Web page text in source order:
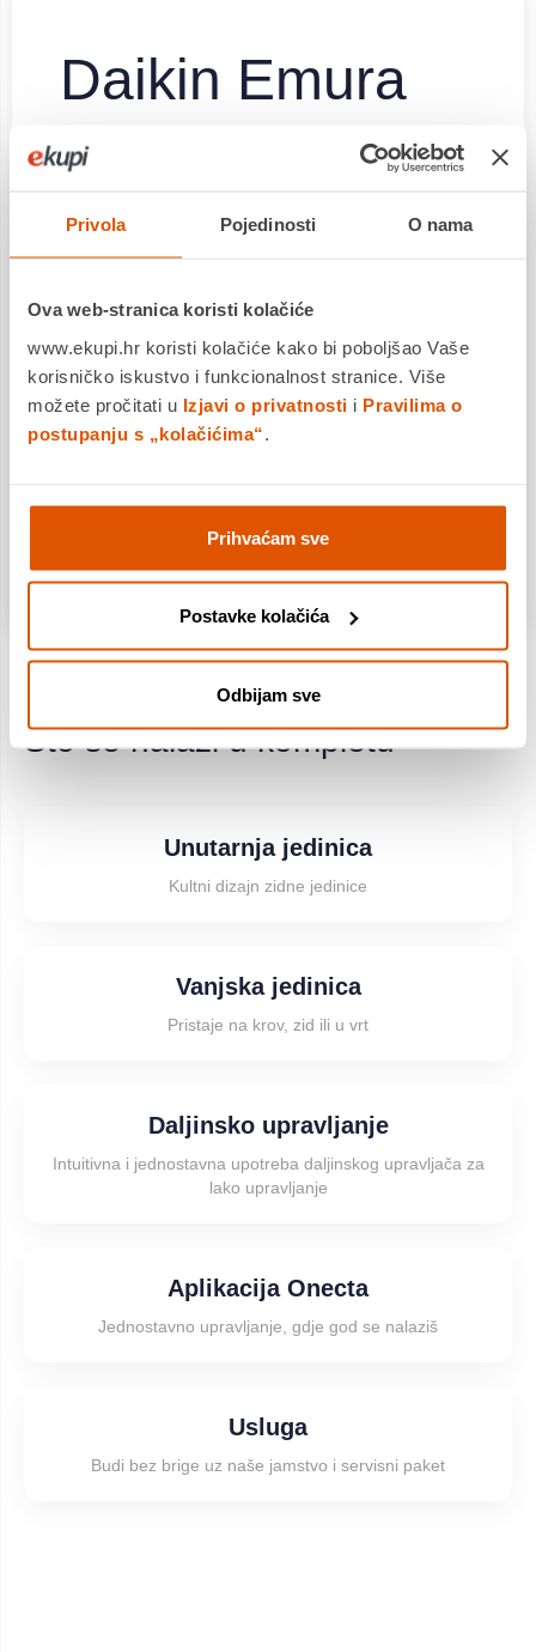
Privola Pojedinosti O nama
Ova web-stranica koristi kolačiće
www.ekupi.hr koristi kolačiće kako bi poboljšao Vaše
korisničko iskustvo i funkcionalnost stranice. Više
možete pročitati u Izjavi o privatnosti i Pravilima o
postupanju s „kolačićima“
Prihvaćam sve
Postavke kolačića
Odbijam sve
Daikin Emura
Više od klima-uređaja: vrhunski spoj dizajna i
tehnologije uz pametne funkcije koje podižu
✔ Vrhunski spoj dizajna i tehnologije
raspodjelu topline
✔ Inteligentan toplinski senzor nadzire
temperaturu u svakom području
✔ Funkcija „Heat boost” zagrijat će tvoj dom za
Što se nalazi u kompletu
Unutarnja jedinica
Kultni dizajn zidne jedinice
Vanjska jedinica
Pristaje na krov, zid ili u vrt
Daljinsko upravljanje
Intuitivna i jednostavna upotreba daljinskog upravljača za
lako upravljanje
Aplikacija Onecta
Jednostavno upravljanje, gdje god se nalaziš
Usluga
Budi bez brige uz naše jamstvo i servisni paket